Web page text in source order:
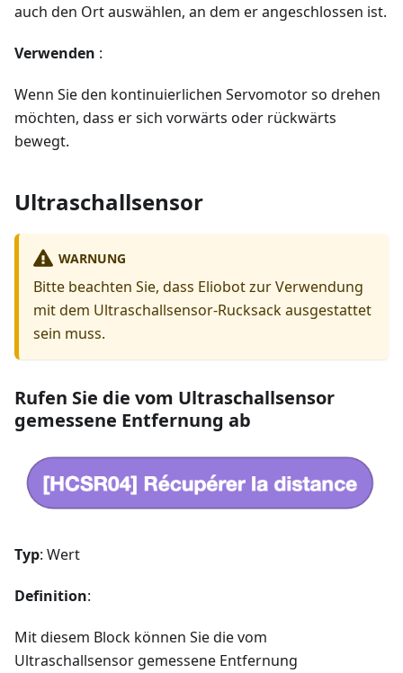
auch den Ort auswählen, an dem er angeschlossen ist.
Verwenden :
Wenn Sie den kontinuierlichen Servomotor so drehen
möchten, dass er sich vorwärts oder rückwärts
bewegt.
Ultraschallsensor
WARNUNG
Bitte beachten Sie, dass Eliobot zur Verwendung
mit dem Ultraschallsensor-Rucksack ausgestattet
sein muss.
Rufen Sie die vom Ultraschallsensor
gemessene Entfernung ab
Typ: Wert
Definition:
Mit diesem Block können Sie die vom
Ultraschallsensor gemessene Entfernung